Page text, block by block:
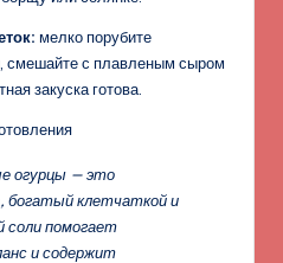
мелко порубите
смешайте с плавленым сыром
закуска готова.
огурцы — это
богатый клетчаткой и
соли помогает
и содержит